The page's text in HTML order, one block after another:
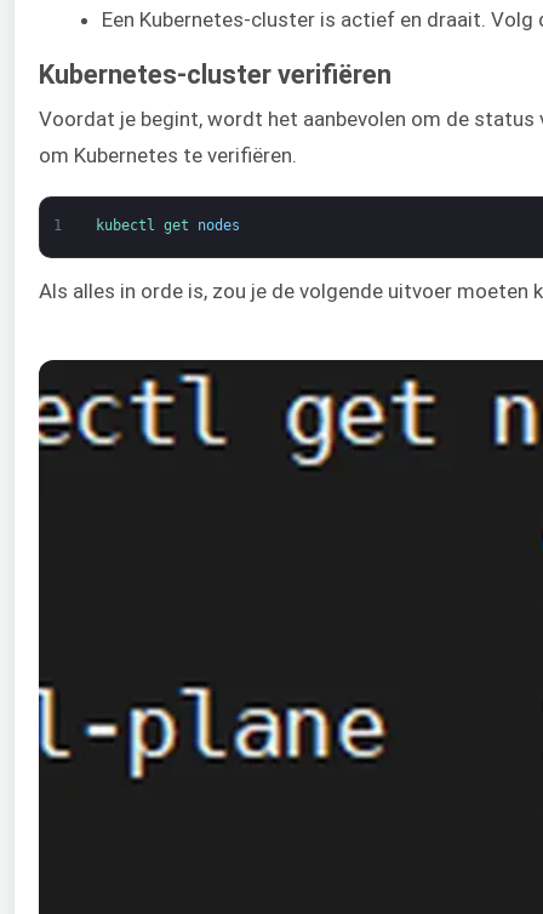
Een Kubernetes-cluster is actief en draait.
Kubernetes-cluster verifiëren
Voordat je begint, wordt het aanbevolen om de
om Kubernetes te verifiëren.
1 kubectl get nodes
Als alles in orde is, zou je de volgende uitvoer moeten